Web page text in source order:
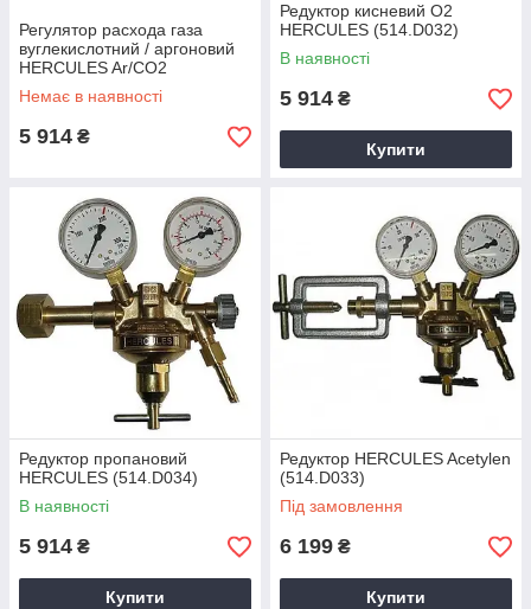
Регулятор расхода газа
вуглекислотний / аргоновий
HERCULES Ar/CO2
(514.D051)
Немає в наявності
5 914 ₴
Редуктор кисневий O2
HERCULES (514.D032)
В наявності
5 914 ₴
Купити
Редуктор пропановий
HERCULES (514.D034)
В наявності
5 914 ₴
Купити
Редуктор HERCULES Acetylen
(514.D033)
Під замовлення
6 199 ₴
Купити